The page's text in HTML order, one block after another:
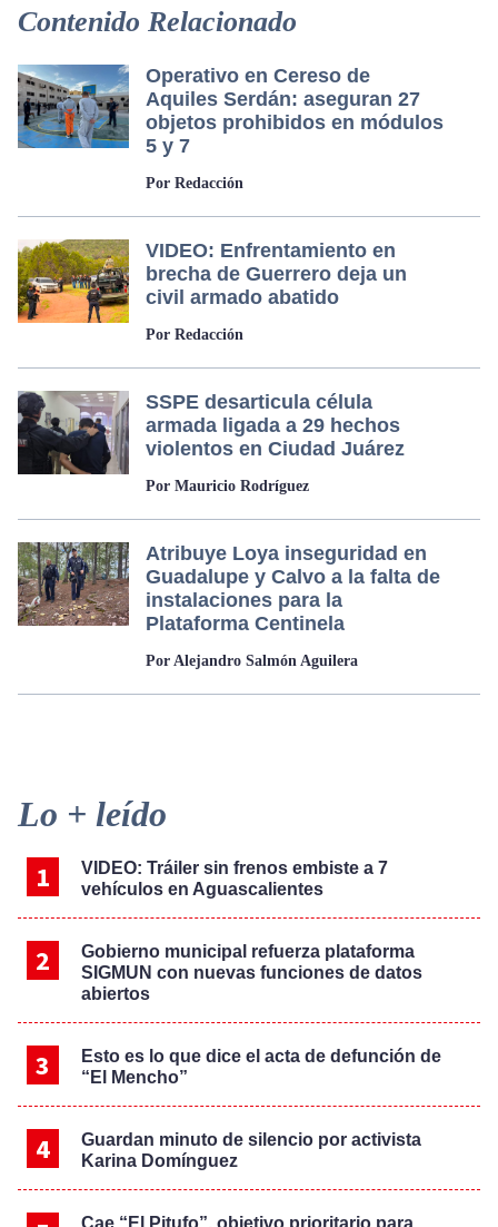
Contenido Relacionado
Operativo en Cereso de
Aquiles Serdán: aseguran 27
objetos prohibidos en módulos
5 y 7
Por Redacción
VIDEO: Enfrentamiento en
brecha de Guerrero deja un
civil armado abatido
Por Redacción
SSPE desarticula célula
armada ligada a 29 hechos
violentos en Ciudad Juárez
Por Mauricio Rodríguez
Atribuye Loya inseguridad en
Guadalupe y Calvo a la falta de
instalaciones para la
Plataforma Centinela
Por Alejandro Salmón Aguilera
Primary
Sidebar
Lo + leído
VIDEO: Tráiler sin frenos embiste a 7
vehículos en Aguascalientes
Gobierno municipal refuerza plataforma
SIGMUN con nuevas funciones de datos
abiertos
Esto es lo que dice el acta de defunción de
“El Mencho”
Guardan minuto de silencio por activista
Karina Domínguez
Cae “El Pitufo”, objetivo prioritario para